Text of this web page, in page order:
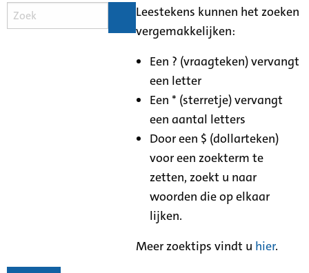
Leestekens kunnen het zoeken
vergemakkelijken:
Een ? (vraagteken) vervangt
een letter
Een * (sterretje) vervangt
een aantal letters
Door een $ (dollarteken)
voor een zoekterm te
zetten, zoekt u naar
woorden die op elkaar
lijken.
Meer zoektips vindt u hier.